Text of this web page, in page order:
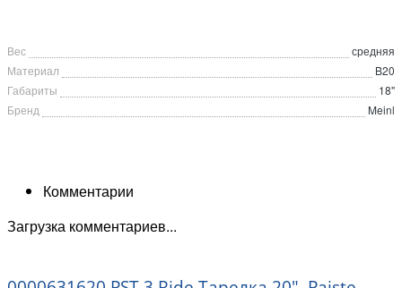
Вес
средняя
Материал
B20
Габариты
18"
Бренд
Meinl
Комментарии
Загрузка комментариев...